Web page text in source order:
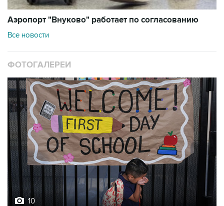
Аэропорт "Внуково" работает по согласованию
Все новости
ФОТОГАЛЕРЕИ
10